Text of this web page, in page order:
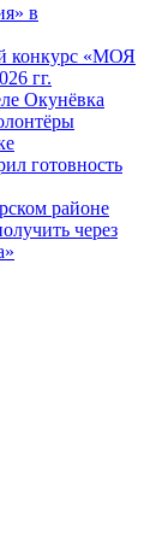
в
конкурс «МОЯ
гг.
Окунёвка
готовность
районе
через